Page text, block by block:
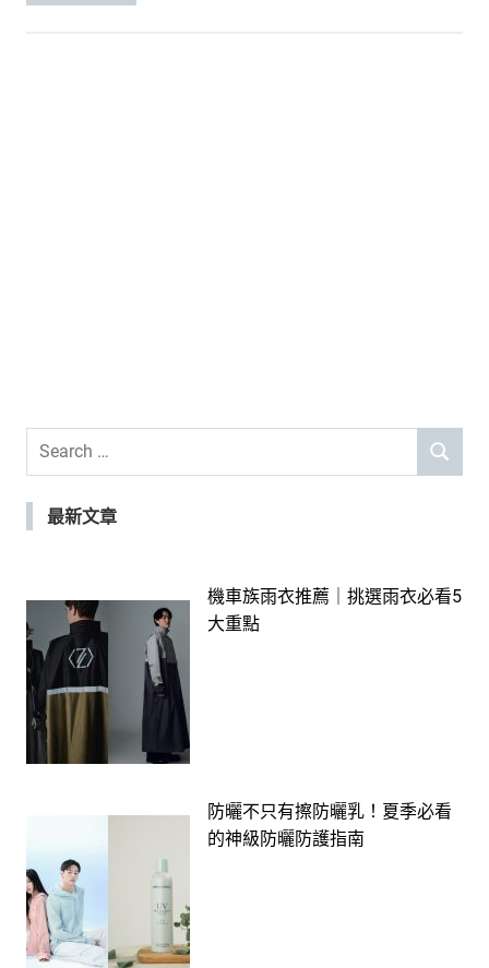
Search
SEARCH
最新文章
機車族雨衣推薦｜挑選雨衣必看5
大重點
防曬不只有擦防曬乳！夏季必看
的神級防曬防護指南